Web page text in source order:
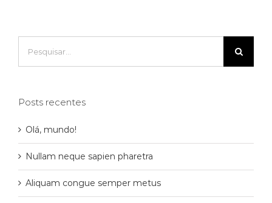
resultados
para:
Posts recentes
Olá, mundo!
Nullam neque sapien pharetra
Aliquam congue semper metus